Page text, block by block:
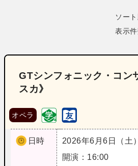
ソート
表示件
GTシンフォニック・コン
スカ》
オペラ
日時
2026年6月6日（土）
開演：16:00